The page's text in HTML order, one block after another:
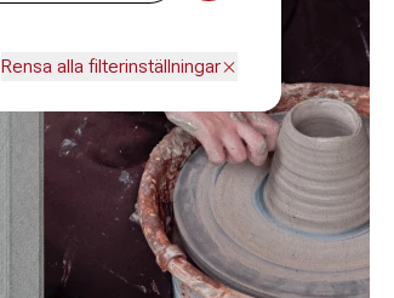
Rensa alla filterinställningar